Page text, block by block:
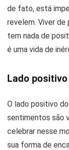
de fato, está
revelem. Viver de
tem nada de
é uma vida de
Lado positivo
O lado positivo
sentimentos são
celebrar nesse
sua forma de